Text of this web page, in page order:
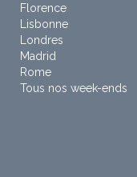
Florence
Lisbonne
Londres
Madrid
Rome
Tous nos week-ends